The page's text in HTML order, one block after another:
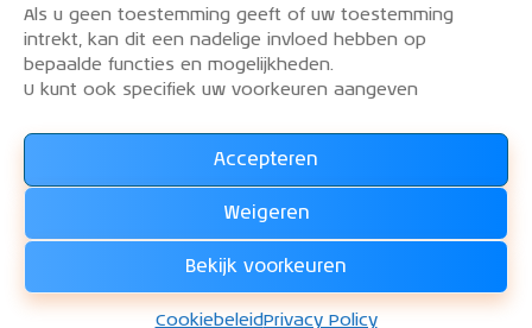
Als u geen toestemming geeft of uw toestemming
intrekt, kan dit een nadelige invloed hebben op
bepaalde functies en mogelijkheden.
U kunt ook specifiek uw voorkeuren aangeven
Accepteren
Weigeren
Bekijk voorkeuren
Cookiebeleid Privacy Policy
Word lid van de KLM Aeroclub. Basis lid, simulator
lid of vliegend lid. Ook niet KLM-ers zijn welkom!
Lees alles over het lidmaatschap van de KLM Aeroclub
WORD LID !!!
© 2026. Alle rechten voorbehouden.